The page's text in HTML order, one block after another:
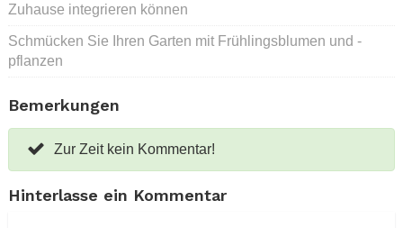
Zuhause integrieren können
Schmücken Sie Ihren Garten mit Frühlingsblumen und -
pflanzen
Bemerkungen
Zur Zeit kein Kommentar!
Hinterlasse ein Kommentar